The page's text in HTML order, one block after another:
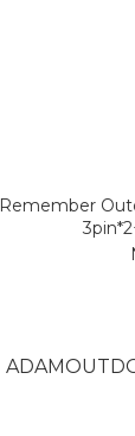
Remember